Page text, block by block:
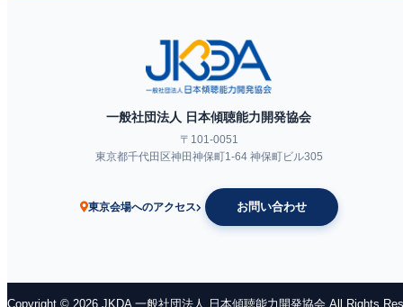
一般社団法人 日本傾聴能力開発協会
〒101-0051
東京都千代田区神田神保町1-64 神保町ビル305
東京会場へのアクセス お問い合わせ
Copyright © 2026 JKDA 一般社団法人 日本傾聴能力開発協会 All Rights